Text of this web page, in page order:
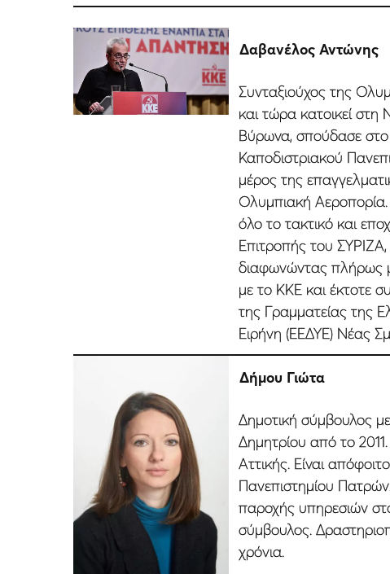
Δαβανέλος Αντώνης
Συνταξιούχος της
και τώρα κατοικεί
Βύρωνα, σπούδασε στο
Καποδιστριακού
µέρος της
Ολυµπιακή
όλο το τακτικό και
Επιτροπής του ΣΥΡΙΖΑ,
διαφωνώντας πλήρως
µε το ΚΚΕ και έκτοτε
της Γραµµατείας της
Ειρήνη (ΕΕΔΥΕ) Νέας
Δήµου Γιώτα
Δηµοτική σύµβουλος
Δηµητρίου από το
Αττικής. Είναι
Πανεπιστηµίου
παροχής υπηρεσιών
σύµβουλος.
χρόνια.